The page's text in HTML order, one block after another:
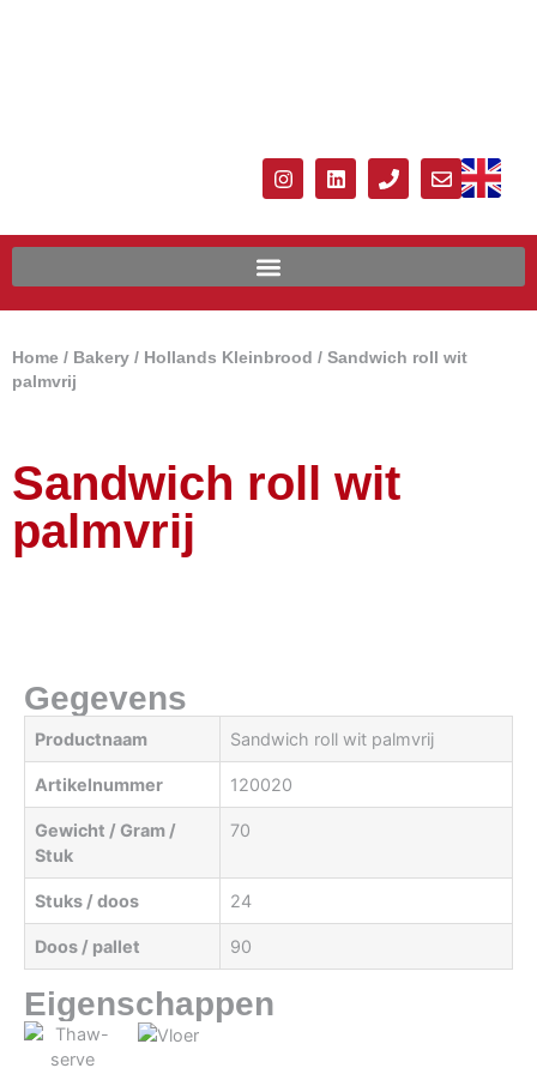
Home / Bakery / Hollands Kleinbrood / Sandwich roll wit
palmvrij
Sandwich roll wit
palmvrij
Gegevens
Productnaam Sandwich roll wit palmvrij
Artikelnummer 120020
Gewicht / Gram /
Stuk
70
Stuks / doos 24
Doos / pallet 90
Eigenschappen